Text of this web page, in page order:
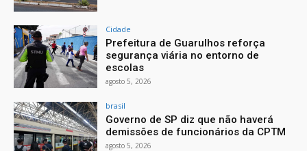
Cidade
Prefeitura de Guarulhos reforça
segurança viária no entorno de
escolas
agosto 5, 2026
brasil
Governo de SP diz que não haverá
demissões de funcionários da CPTM
agosto 5, 2026